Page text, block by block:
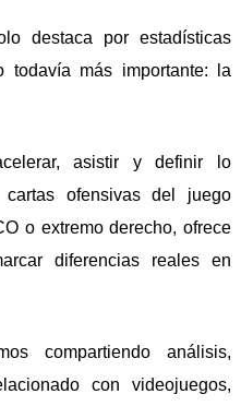
destaca por estadísticas
todavía más importante: la
asistir y definir lo
ofensivas del juego
o extremo derecho, ofrece
diferencias reales en
compartiendo análisis,
con videojuegos,